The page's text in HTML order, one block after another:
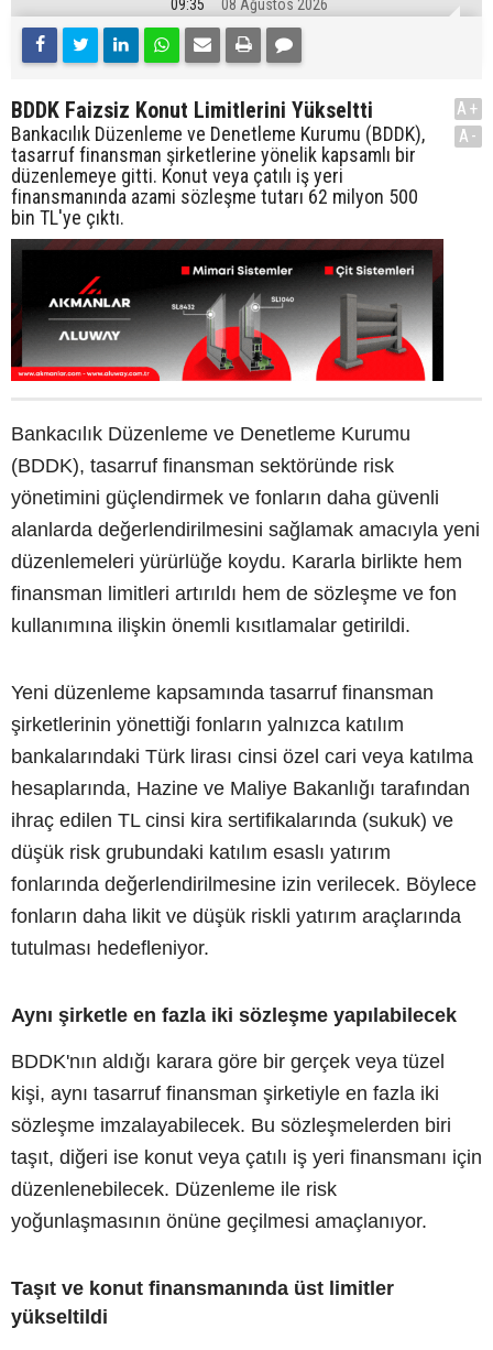
09:35 08 Ağustos 2026
BDDK Faizsiz Konut Limitlerini Yükseltti
Bankacılık Düzenleme ve Denetleme Kurumu (BDDK),
tasarruf finansman şirketlerine yönelik kapsamlı bir
düzenlemeye gitti. Konut veya çatılı iş yeri
finansmanında azami sözleşme tutarı 62 milyon 500
bin TL'ye çıktı.
A+
A-
Bankacılık Düzenleme ve Denetleme Kurumu
(BDDK), tasarruf finansman sektöründe risk
yönetimini güçlendirmek ve fonların daha güvenli
alanlarda değerlendirilmesini sağlamak amacıyla yeni
düzenlemeleri yürürlüğe koydu. Kararla birlikte hem
finansman limitleri artırıldı hem de sözleşme ve fon
kullanımına ilişkin önemli kısıtlamalar getirildi.
Yeni düzenleme kapsamında tasarruf finansman
şirketlerinin yönettiği fonların yalnızca katılım
bankalarındaki Türk lirası cinsi özel cari veya katılma
hesaplarında, Hazine ve Maliye Bakanlığı tarafından
ihraç edilen TL cinsi kira sertifikalarında (sukuk) ve
düşük risk grubundaki katılım esaslı yatırım
fonlarında değerlendirilmesine izin verilecek. Böylece
fonların daha likit ve düşük riskli yatırım araçlarında
tutulması hedefleniyor.
Aynı şirketle en fazla iki sözleşme yapılabilecek
BDDK'nın aldığı karara göre bir gerçek veya tüzel
kişi, aynı tasarruf finansman şirketiyle en fazla iki
sözleşme imzalayabilecek. Bu sözleşmelerden biri
taşıt, diğeri ise konut veya çatılı iş yeri finansmanı için
düzenlenebilecek. Düzenleme ile risk
yoğunlaşmasının önüne geçilmesi amaçlanıyor.
Taşıt ve konut finansmanında üst limitler
yükseltildi